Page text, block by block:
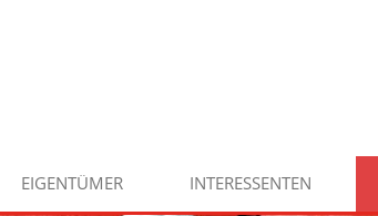
EIGENTÜMER INTERESSENTEN